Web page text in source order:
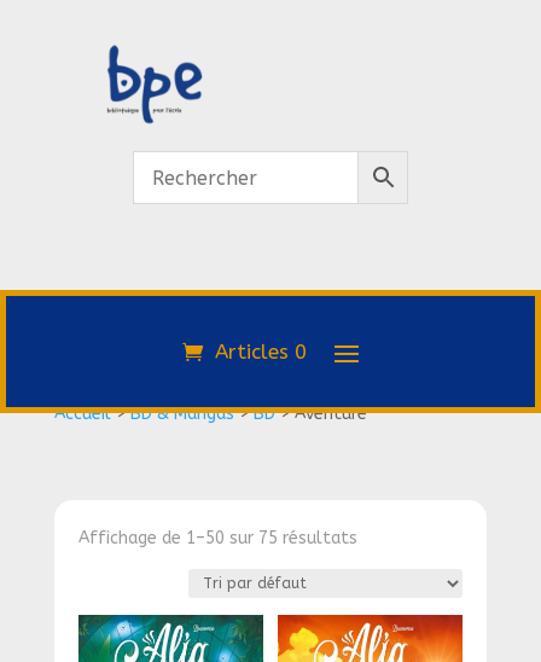
Articles 0
Accueil>BD & Mangas>BD>Aventure
Affichage de 1–50 sur 75 résultats